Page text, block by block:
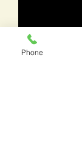
Phone